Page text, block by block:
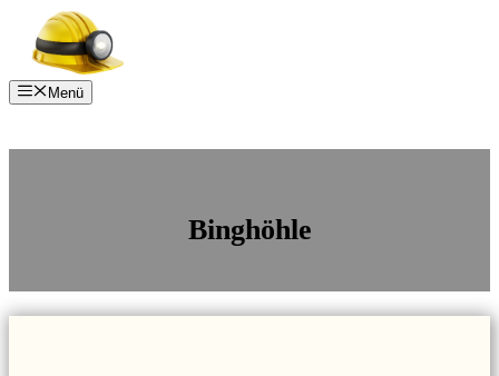
Inhalt
springen
Menü
Binghöhle